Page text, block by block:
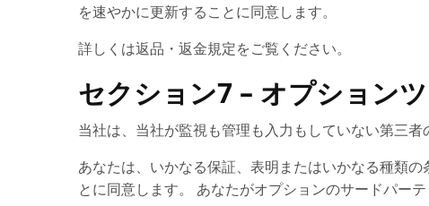
を速やかに更新することに同意します。
詳しくは返品・返金規定をご覧ください。
セクション7 – オプション
当社は、当社が監視も管理も入力もしていない第三
あなたは、いかなる保証、表明またはいかなる種類
とに同意します。 あなたがオプションのサードパー